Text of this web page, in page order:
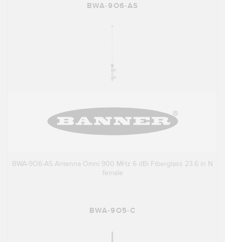
BWA-9O6-AS
BWA-9O6-AS Antenna Omni 900 MHz 6 dBi Fiberglass 23.6 in N
female
BWA-9O5-C